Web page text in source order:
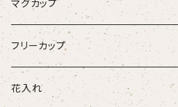
マグカップ
フリーカップ
花入れ